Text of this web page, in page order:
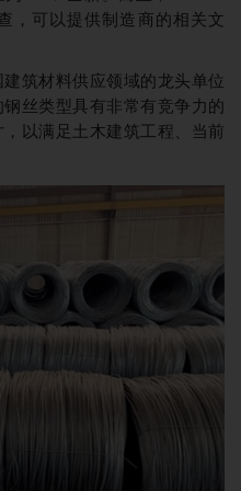
，可以提供制造商的相关文
筑材料供应领域的龙头单位
丝类型具有非常有竞争力的
以满足土木建筑工程、当前